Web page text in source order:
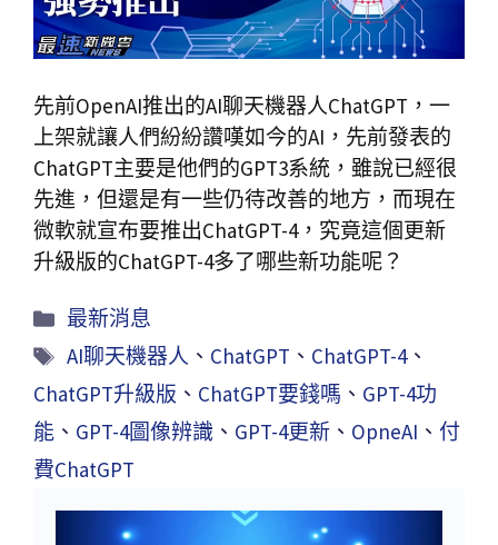
先前OpenAI推出的AI聊天機器人ChatGPT，一
上架就讓人們紛紛讚嘆如今的AI，先前發表的
ChatGPT主要是他們的GPT3系統，雖說已經很
先進，但還是有一些仍待改善的地方，而現在
微軟就宣布要推出ChatGPT-4，究竟這個更新
升級版的ChatGPT-4多了哪些新功能呢？
最新消息
AI聊天機器人 、 ChatGPT 、 ChatGPT-4、
ChatGPT升級版 、 ChatGPT要錢嗎 、 GPT-4功
能 、 GPT-4圖像辨識 、 GPT-4更新 、 OpneAI 、 付
費ChatGPT